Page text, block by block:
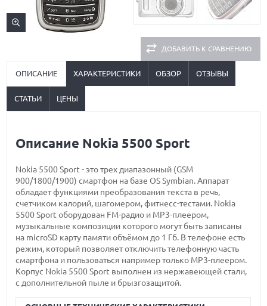
ДОБАВИТЬ К СРАВНЕНИЮ
ОПИСАНИЕ ХАРАКТЕРИСТИКИ ОБЗОР ОТЗЫВЫ
СТАТЬИ ЦЕНЫ
Описание Nokia 5500 Sport
Nokia 5500 Sport - это трех диапазонный (GSM
900/1800/1900) смартфон на базе OS Symbian. Аппарат
обладает функциями преобразования текста в речь,
счетчиком калорий, шагомером, фитнесс-тестами. Nokia
5500 Sport оборудован FM-радио и MP3-плеером,
музыкальные композиции которого могут быть записаны
на microSD карту памяти объёмом до 1 Гб. В телефоне есть
режим, который позволяет отключить телефонную часть
смартфона и пользоваться например только MP3-плеером.
Корпус Nokia 5500 Sport выполнен из нержавеющей стали,
с дополнительной пыле и брызгозащитой.